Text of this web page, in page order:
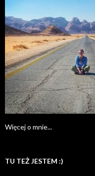
Więcej o mnie...
TU TEŻ JESTEM :)